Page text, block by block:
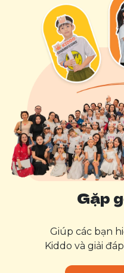
Gặp
Giúp các bạn
Kiddo và giải